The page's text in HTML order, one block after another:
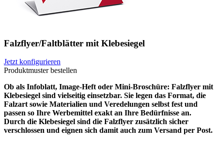
Falzflyer/Faltblätter mit Klebesiegel
Jetzt konfigurieren
Produktmuster bestellen
Ob als Infoblatt, Image-Heft oder Mini-Broschüre: Falzflyer mit
Klebesiegel sind vielseitig einsetzbar. Sie legen das Format, die
Falzart sowie Materialien und Veredelungen selbst fest und
passen so Ihre Werbemittel exakt an Ihre Bedürfnisse an.
Durch die Klebesiegel sind die Falzflyer zusätzlich sicher
verschlossen und eignen sich damit auch zum Versand per Post.